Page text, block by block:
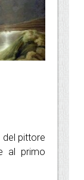
del pittore
al primo